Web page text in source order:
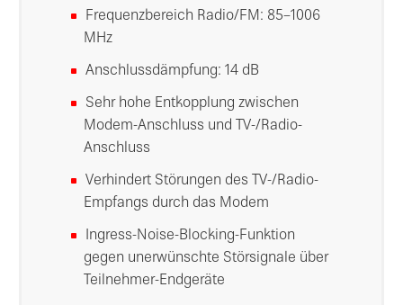
Frequenzbereich Radio/FM: 85–1006
MHz
Anschlussdämpfung: 14 dB
Sehr hohe Entkopplung zwischen
Modem-Anschluss und TV-/Radio-
Anschluss
Verhindert Störungen des TV-/Radio-
Empfangs durch das Modem
Ingress-Noise-Blocking-Funktion
gegen unerwünschte Störsignale über
Teilnehmer-Endgeräte